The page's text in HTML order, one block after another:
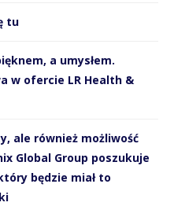
tu
a umysłem.
w ofercie LR Health &
ale również możliwość
Global Group poszukuje
będzie miał to